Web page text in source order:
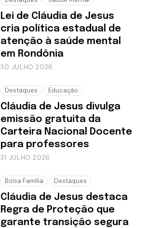
Lei de Cláudia de Jesus
cria política estadual de
atenção à saúde mental
em Rondônia
30 JULHO 2026
Destaques Educação
Cláudia de Jesus divulga
emissão gratuita da
Carteira Nacional Docente
para professores
31 JULHO 2026
Bolsa Família Destaques
Cláudia de Jesus destaca
Regra de Proteção que
garante transição segura